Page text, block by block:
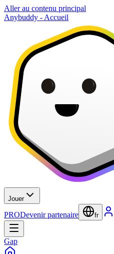
Aller au contenu principal
Anybuddy - Accueil
Jouer
PRODevenir partenaire fr
Gap